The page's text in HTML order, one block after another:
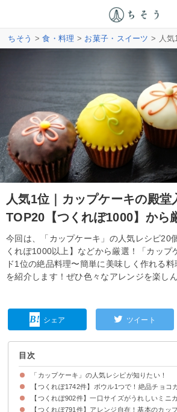
ちそう >食・料理 > お菓子・スイーツ > 人気
人気1位｜カップケーキの殿堂
TOP20【つくれぽ1000】から
今回は、「カップケーキ」の人気レシピ20
くれぽ1000以上】などから厳選！「カップ
ド1位の絶品料理〜簡単に美味しく作れる
を紹介します！ぜひ色々なアレンジを楽し
シェア ツイート
目次
「カップケーキ」の人気レシピが知りたい！
【つくれぽ1742件】ボウル1つで！絶品チョコ
【つくれぽ902件】一口サイズがうれしいミニ
【つくれぽ791件】アレンジ自在！基本のカッ